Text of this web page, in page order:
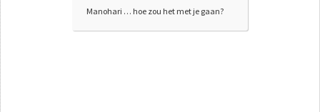
Manohari … hoe zou het met je gaan?